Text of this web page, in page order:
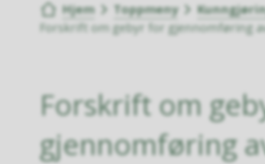
Du er her:
Hjem Toppmeny
Forskrift om gebyr for gjennomføring
Forskrift om
gjennomføring